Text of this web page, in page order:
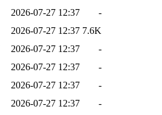
2026-07-27 12:37
-
2026-07-27 12:37 7.6K
2026-07-27 12:37
-
2026-07-27 12:37
-
2026-07-27 12:37
-
2026-07-27 12:37
-